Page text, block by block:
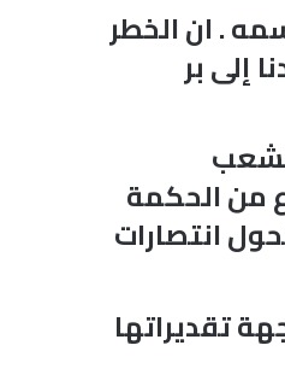
. ان الخطر
إلى بر
من الحكمة
انتصارات
تقديراتها